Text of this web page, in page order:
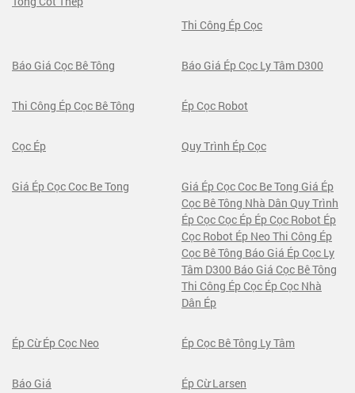
Thi Công Ép Cọc
Báo Giá Cọc Bê Tông Báo Giá Ép Cọc Ly Tâm D300
Thi Công Ép Cọc Bê Tông Ép Cọc Robot
Cọc Ép Quy Trình Ép Cọc
Giá Ép Cọc Coc Be Tong
Giá Ép Cọc Coc Be Tong Giá Ép
Cọc Bê Tông Nhà Dân Quy Trình
Ép Cọc Cọc Ép Ép Cọc Robot Ép
Cọc Robot Ép Neo Thi Công Ép
Cọc Bê Tông Báo Giá Ép Cọc Ly
Tâm D300 Báo Giá Cọc Bê Tông
Thi Công Ép Cọc Ép Cọc Nhà
Dân Ép
Ép Cừ Ép Cọc Neo Ép Cọc Bê Tông Ly Tâm
Báo Giá Ép Cừ Larsen